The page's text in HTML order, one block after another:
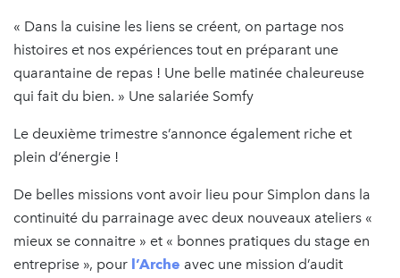
« Dans la cuisine les liens se créent, on partage nos
histoires et nos expériences tout en préparant une
quarantaine de repas ! Une belle matinée chaleureuse
qui fait du bien. » Une salariée Somfy
Le deuxième trimestre s’annonce également riche et
plein d’énergie !
De belles missions vont avoir lieu pour Simplon dans la
continuité du parrainage avec deux nouveaux ateliers «
mieux se connaitre » et « bonnes pratiques du stage en
entreprise », pour l’Arche avec une mission d’audit